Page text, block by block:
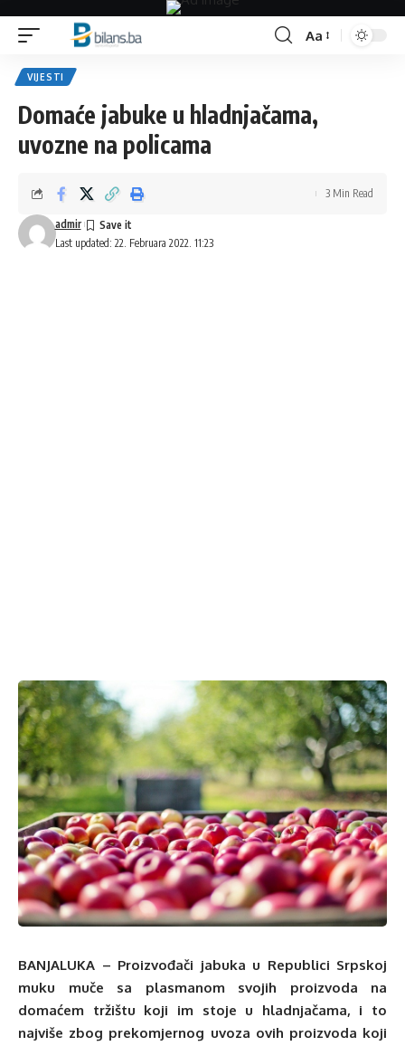
Font
Aa
VIJESTI
Domaće jabuke u hladnjačama,
uvozne na policama
Last updated: 22. Februara 2022. 11:23
admir
3 Min Read
BANJALUKA – Proizvođači jabuka u Republici Srpskoj
muku muče sa plasmanom svojih proizvoda na
domaćem tržištu koji im stoje u hladnjačama, i to
najviše zbog prekomjernog uvoza ovih proizvoda koji